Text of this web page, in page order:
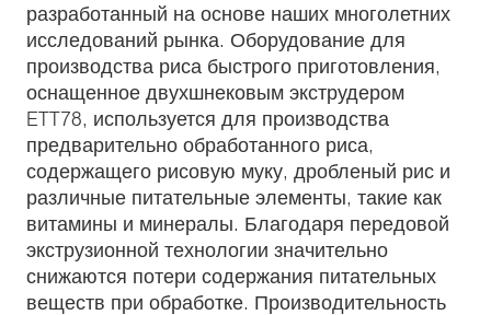
разработанный на основе наших многолетних
исследований рынка. Оборудование для
производства риса быстрого приготовления,
оснащенное двухшнековым экструдером
ETT78, используется для производства
предварительно обработанного риса,
содержащего рисовую муку, дробленый рис и
различные питательные элементы, такие как
витамины и минералы. Благодаря передовой
экструзионной технологии значительно
снижаются потери содержания питательных
веществ при обработке. Производительность